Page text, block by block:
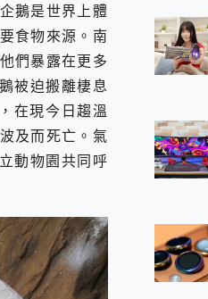
鵝是世界上體
食物來源。南
們暴露在更多
被迫搬離棲息
在現今日趨溫
及而死亡。氣
動物園共同呼